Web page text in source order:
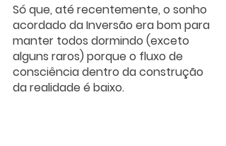
Só que, até recentemente, o sonho
acordado da Inversão era bom para
manter todos dormindo (exceto
alguns raros) porque o fluxo de
consciência dentro da construção
da realidade é baixo.